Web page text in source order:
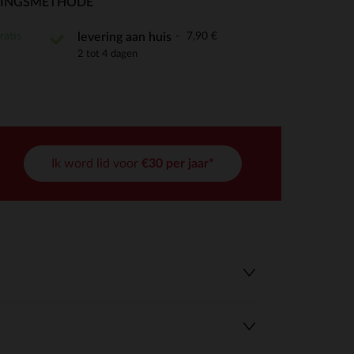
aan te passen en te beheren, en zorgt ervoor dat aan
levering aan huis 7,90 €
2 tot 4 dagen
Ik word lid voor €30 per jaar*